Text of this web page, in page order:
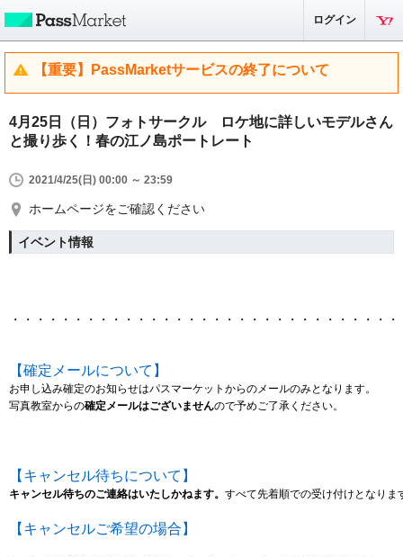
ログイン
【重要】PassMarketサービスの終了について
4月25日（日）フォトサークル​ ロケ地に詳しいモデルさん
と撮り歩く！春の江ノ島ポートレート
2021/4/25(日) 00:00 ～ 23:59
ホームページをご確認ください
イベント情報
・・・・・・・・・・・・・・・・・・・・・・・・・・・・・・・
【確定メールについて】
お申し込み確定のお知らせはパスマーケットからのメールのみとなります。
写真教室からの確定メールはございませんので予めご了承ください。
【キャンセル待ちについて】
キャンセル待ちのご連絡はいたしかねます。 すべて先着順での受け付けとなりま
【キャンセルご希望の場合】